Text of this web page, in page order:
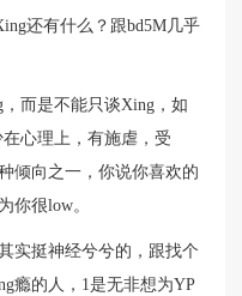
还有什么？跟bd5M几乎
而是不能只谈Xing，如
心理上，有施虐，受
倾向之一，你说你喜欢的
你很low。
实挺神经兮兮的，跟找个
瘾的人，1是无非想为YP